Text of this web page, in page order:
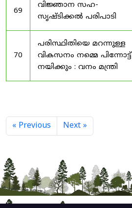
69
വിജ്ഞാന സഹ-
സൃഷ്ടിക്കൽ പരിപാടി
70
പരിസ്ഥിതിയെ മറന്നുള്ള
വികസനം നമ്മെ പിന്നോട്ട്
നയിക്കും : വനം മന്ത്രി
« Previous Next »